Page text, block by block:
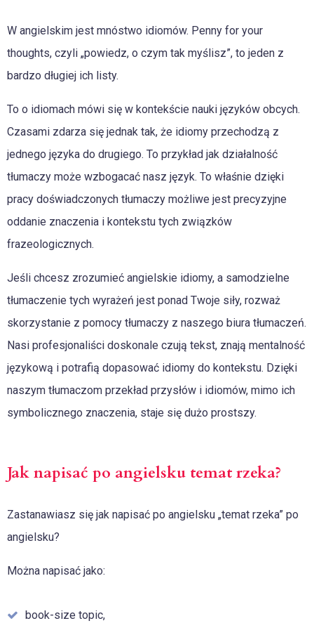
W angielskim jest mnóstwo idiomów. Penny for your
thoughts, czyli „powiedz, o czym tak myślisz”, to jeden z
bardzo długiej ich listy.
To o idiomach mówi się w kontekście nauki języków obcych.
Czasami zdarza się jednak tak, że idiomy przechodzą z
jednego języka do drugiego. To przykład jak działalność
tłumaczy może wzbogacać nasz język. To właśnie dzięki
pracy doświadczonych tłumaczy możliwe jest precyzyjne
oddanie znaczenia i kontekstu tych związków
frazeologicznych.
Jeśli chcesz zrozumieć angielskie idiomy, a samodzielne
tłumaczenie tych wyrażeń jest ponad Twoje siły, rozważ
skorzystanie z pomocy tłumaczy z naszego biura tłumaczeń.
Nasi profesjonaliści doskonale czują tekst, znają mentalność
językową i potrafią dopasować idiomy do kontekstu. Dzięki
naszym tłumaczom przekład przysłów i idiomów, mimo ich
symbolicznego znaczenia, staje się dużo prostszy.
Jak napisać po angielsku temat rzeka?
Zastanawiasz się jak napisać po angielsku „temat rzeka” po
angielsku?
Można napisać jako:
book-size topic,